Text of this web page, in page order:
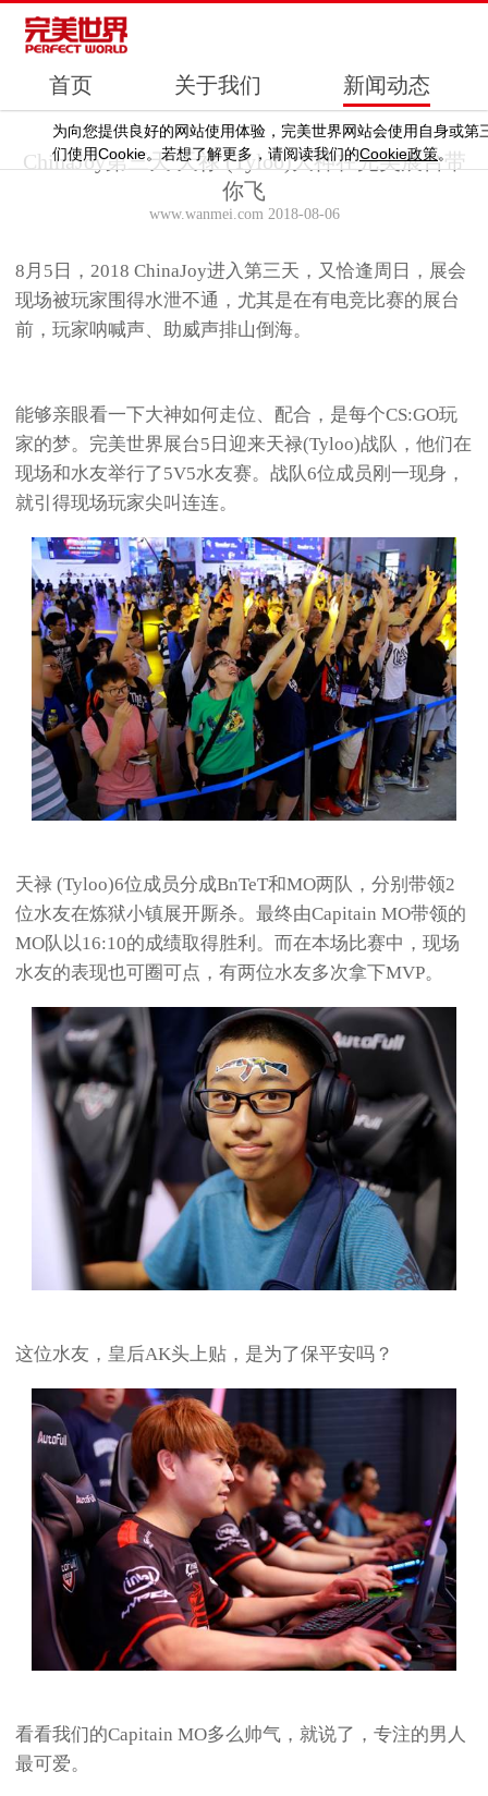
为向您提供良好的网站使用体验，完美世界网站会使用自身或第
们使用Cookie。若想了解更多，请阅读我们的Cookie政策。
首页 关于我们 新闻动态
ChinaJoy第三天 天禄 (Tyloo)大神在完美展台带
你飞
www.wanmei.com 2018-08-06
8月5日，2018 ChinaJoy进入第三天，又恰逢周日，展会
现场被玩家围得水泄不通，尤其是在有电竞比赛的展台
前，玩家呐喊声、助威声排山倒海。
能够亲眼看一下大神如何走位、配合，是每个CS:GO玩
家的梦。完美世界展台5日迎来天禄(Tyloo)战队，他们在
现场和水友举行了5V5水友赛。战队6位成员刚一现身，
就引得现场玩家尖叫连连。
天禄 (Tyloo)6位成员分成BnTeT和MO两队，分别带领2
位水友在炼狱小镇展开厮杀。最终由Capitain MO带领的
MO队以16:10的成绩取得胜利。而在本场比赛中，现场
水友的表现也可圈可点，有两位水友多次拿下MVP。
这位水友，皇后AK头上贴，是为了保平安吗？
看看我们的Capitain MO多么帅气，就说了，专注的男人
最可爱。